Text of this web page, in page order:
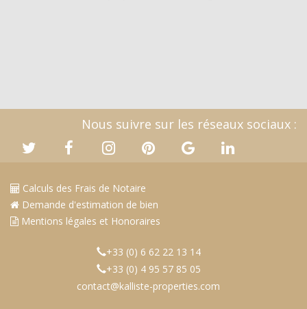
Nous suivre sur les réseaux sociaux :
Calculs des Frais de Notaire
Demande d'estimation de bien
Mentions légales et Honoraires
+33 (0) 6 62 22 13 14
+33 (0) 4 95 57 85 05
contact@kalliste-properties.com